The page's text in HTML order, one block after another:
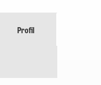
Profil